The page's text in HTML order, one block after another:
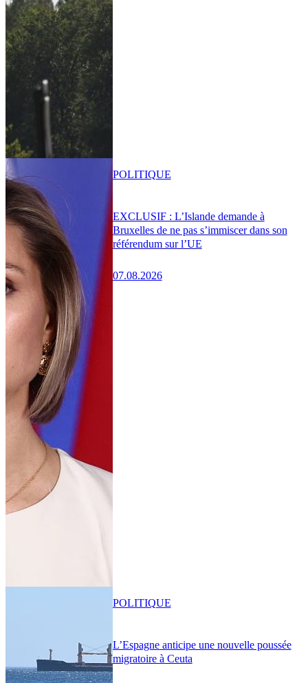
EXCLUSIF : L’Islande demande à
Bruxelles de ne pas s’immiscer dans son
référendum sur l’UE
07.08.2026
POLITIQUE
L’Espagne anticipe une nouvelle poussée
migratoire à Ceuta
POLITIQUE